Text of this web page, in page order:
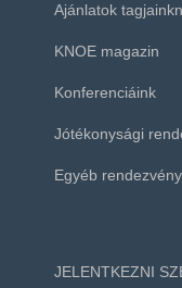
Ajánlatok
KNOE magazin
Konferenciáink
Jótékonysági
Egyéb
JELENTKEZNI